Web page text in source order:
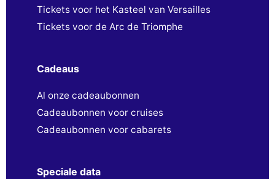
Tickets voor het Kasteel van Versailles
Tickets voor de Arc de Triomphe
Cadeaus
Al onze cadeaubonnen
Cadeaubonnen voor cruises
Cadeaubonnen voor cabarets
Speciale data